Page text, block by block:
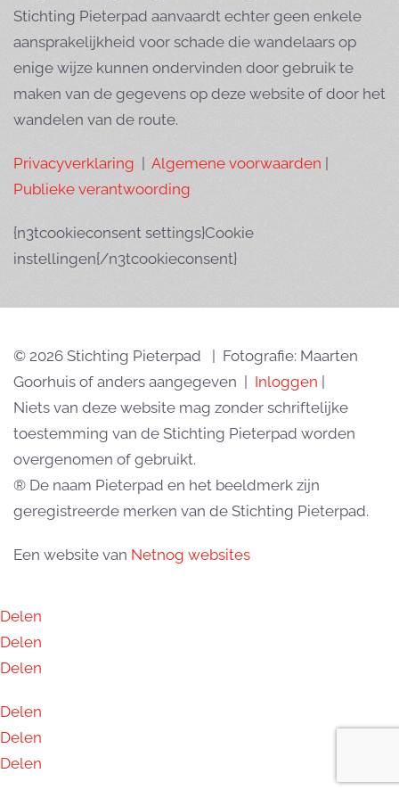
Stichting Pieterpad aanvaardt echter geen enkele
aansprakelijkheid voor schade die wandelaars op
enige wijze kunnen ondervinden door gebruik te
maken van de gegevens op deze website of door het
wandelen van de route.
Privacyverklaring Algemene voorwaarden
Publieke verantwoording
{n3tcookieconsent settings}Cookie
instellingen{/n3tcookieconsent}
© 2026 Stichting Pieterpad | Fotografie: Maarten
Goorhuis of anders aangegeven | Inloggen
Niets van deze website mag zonder schriftelijke
toestemming van de Stichting Pieterpad worden
overgenomen of gebruikt.
® De naam Pieterpad en het beeldmerk zijn
geregistreerde merken van de Stichting Pieterpad.
Een website van Netnog websites
Delen
Delen
Delen
Delen
Delen
Delen